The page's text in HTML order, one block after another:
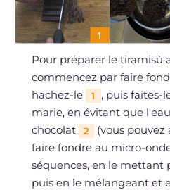
Pour préparer le tiramisù
commencez par faire
hachez-le
1
, puis faites-
marie, en évitant que
chocolat
2
(vous
faire fondre au micro-
séquences, en le mettant
puis en le mélangeant et